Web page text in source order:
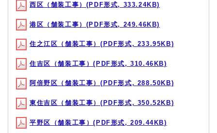
西区（舗装工事）(PDF形式, 333.24KB)
港区（舗装工事）(PDF形式, 249.46KB)
住之江区（舗装工事）(PDF形式, 233.95KB)
住吉区（舗装工事）(PDF形式, 310.46KB)
阿倍野区（舗装工事）(PDF形式, 288.50KB)
東住吉区（舗装工事）(PDF形式, 350.52KB)
平野区（舗装工事）(PDF形式, 209.44KB)